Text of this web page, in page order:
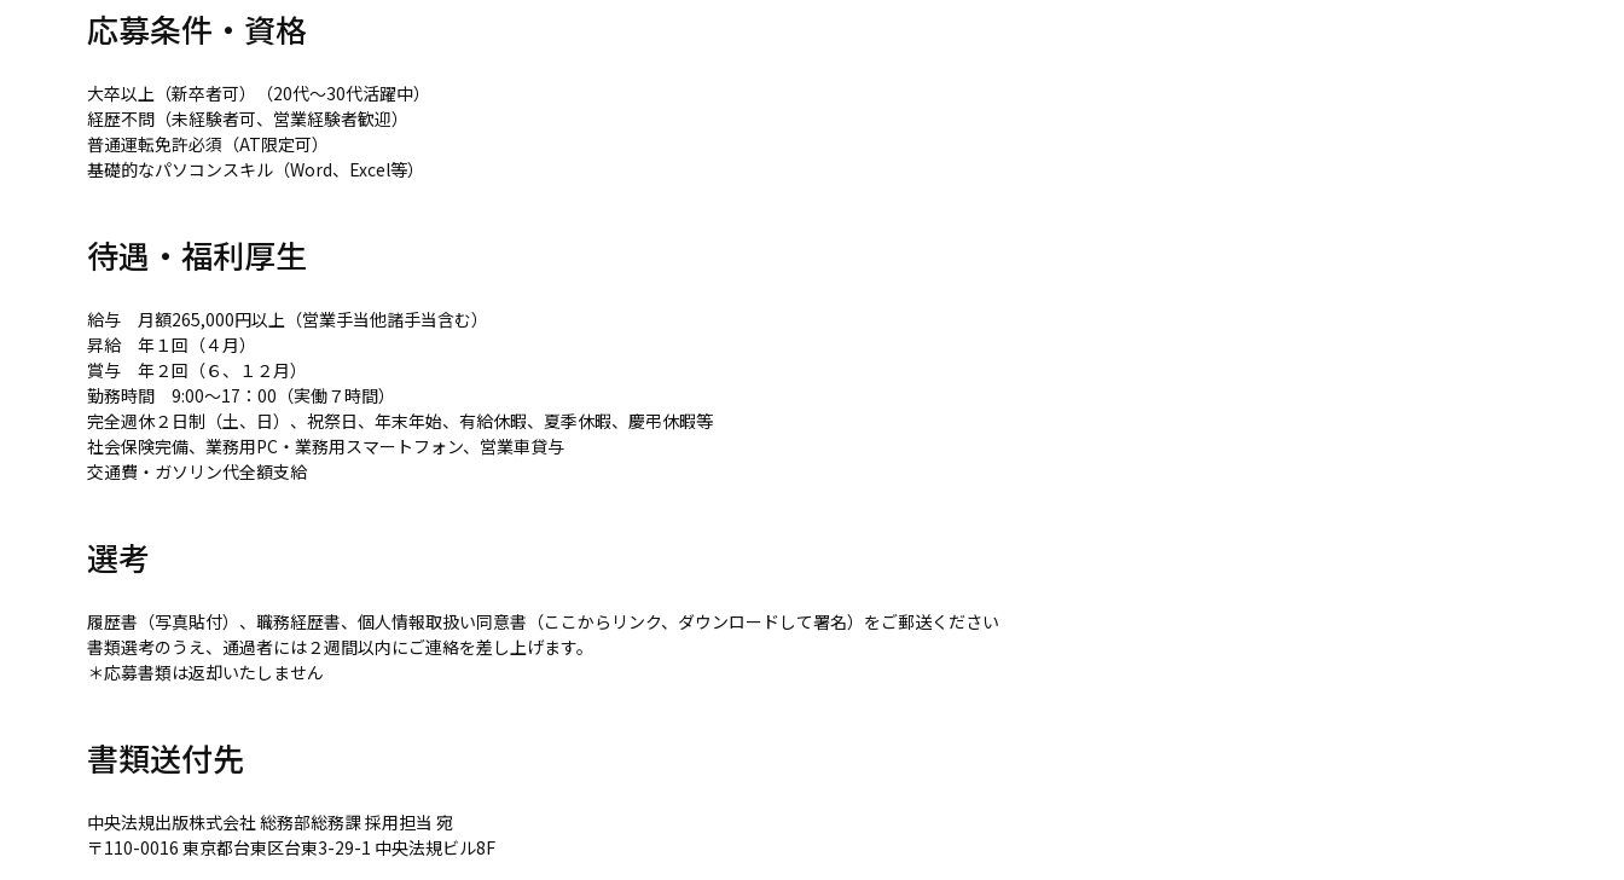
応募条件・資格
大卒以上（新卒者可）（20代～30代活躍中）
経歴不問（未経験者可、営業経験者歓迎）
普通運転免許必須（AT限定可）
基礎的なパソコンスキル（Word、Excel等）
待遇・福利厚生
給与 月額265,000円以上（営業手当他諸手当含む）
昇給 年１回（４月）
賞与 年２回（６、１２月）
勤務時間 9:00～17：00（実働７時間）
完全週休２日制（土、日）、祝祭日、年末年始、有給休暇、夏季休暇、慶弔休暇等
社会保険完備、業務用PC・業務用スマートフォン、営業車貸与
交通費・ガソリン代全額支給
選考
履歴書（写真貼付）、職務経歴書、個人情報取扱い同意書（ここからリンク、ダウンロードして署名）をご郵送ください
書類選考のうえ、通過者には２週間以内にご連絡を差し上げます。
＊応募書類は返却いたしません
書類送付先
中央法規出版株式会社 総務部総務課 採用担当 宛
〒110-0016 東京都台東区台東3-29-1 中央法規ビル8F